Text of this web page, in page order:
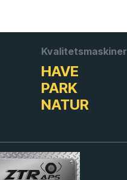
Kvalitetsmaskiner
HAVE
PARK
NATUR